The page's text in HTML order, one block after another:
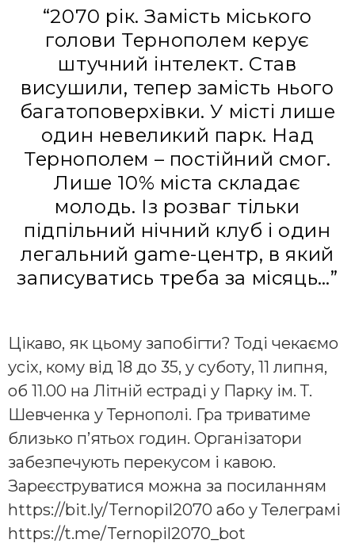
“2070 рік. Замість міського
голови Тернополем керує
штучний інтелект. Став
висушили, тепер замість нього
багатоповерхівки. У місті лише
один невеликий парк. Над
Тернополем – постійний смог.
Лише 10% міста складає
молодь. Із розваг тільки
підпільний нічний клуб і один
легальний game-центр, в який
записуватись треба за місяць…”
Цікаво, як цьому запобігти? Тоді чекаємо
усіх, кому від 18 до 35, у суботу, 11 липня,
об 11.00 на Літній естраді у Парку ім. Т.
Шевченка у Тернополі. Гра триватиме
близько п’ятьох годин. Організатори
забезпечують перекусом і кавою.
Зареєструватися можна за посиланням
https://bit.ly/Ternopil2070 або у Телеграмі
https://t.me/Ternopil2070_bot